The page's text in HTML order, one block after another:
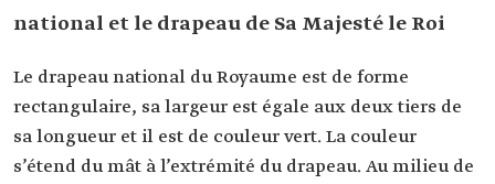
national et le drapeau de Sa Majesté le Roi
Le drapeau national du Royaume est de forme
rectangulaire, sa largeur est égale aux deux tiers de
sa longueur et il est de couleur vert. La couleur
s’étend du mât à l’extrémité du drapeau. Au milieu de